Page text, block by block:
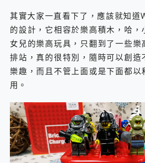
其實大家一直看下了，應該就知道
的設計，它相容於樂高積木，哈，
女兒的樂高玩具，只翻到了一些樂
排站，真的很特別，隨時可以創造
樂趣，而且不管上面或是下面都以
用。